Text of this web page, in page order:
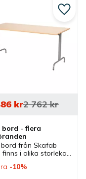
bord - flera
bord från Skafab
finns i olika storlekar
kr2 762kr
10%
Lägg